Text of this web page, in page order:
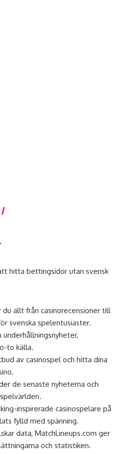
hitta bettingsidor utan svensk
du allt från casinorecensioner till
svenska spelentusiaster.
underhållningsnyheter,
to källa.
av casinospel och hitta dina
.
de senaste nyheterna och
inspirerade casinospelare på
fylld med spänning.
data, MatchLineups.com ger
och statistiken.